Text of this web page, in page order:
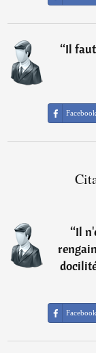
“Il faut
Facebook
“Il
Facebook